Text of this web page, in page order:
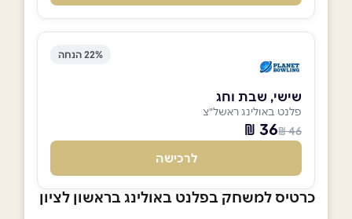
22% הנחה
שישי, שבת וחג
פלנט באולינג ראשל"צ
46 ₪
36 ₪
לרכישה
כרטיס למשחק בפלנט באולינג בראשון לציון